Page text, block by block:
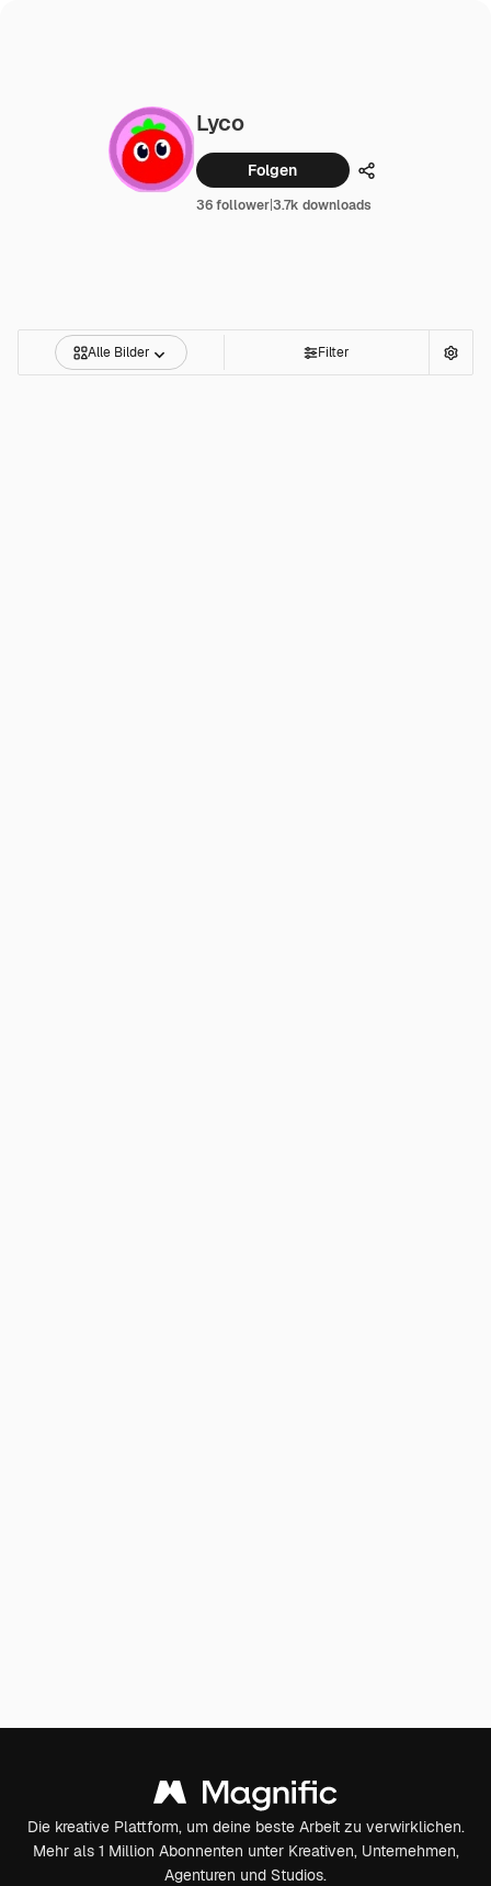
Lyco
Folgen Teilen
36 follower|3.7k downloads
Alle Bilder Filter
Die kreative Plattform, um deine beste Arbeit zu verwirklichen.
Mehr als 1 Million Abonnenten unter Kreativen, Unternehmen,
Agenturen und Studios.